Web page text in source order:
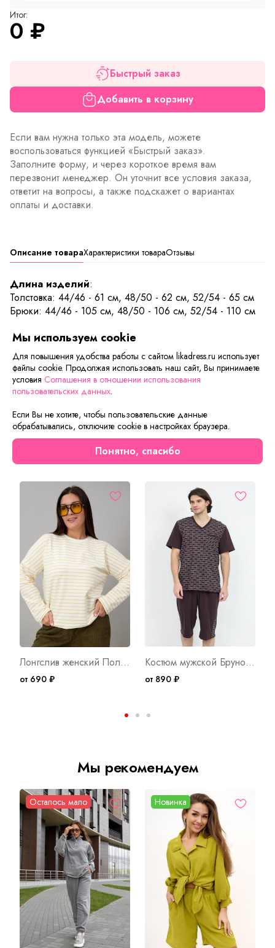
Итог:
0 ₽
Быстрый заказ
Добавить в корзину
Если вам нужна только эта модель, можете
воспользоваться функцией «Быстрый заказ».
Заполните форму, и через короткое время вам
перезвонит менеджер. Он уточнит все условия заказа,
ответит на вопросы, а также подскажет о вариантах
оплаты и доставки.
Описание товараХарактеристики товараОтзывы
Длина изделий:
Толстовка: 44/46 - 61 см, 48/50 - 62 см, 52/54 - 65 см
Брюки: 44/46 - 105 см, 48/50 - 106 см, 52/54 - 110 см
Мягкий удобный и теплый костюм с капюшоном
придется, как нельзя кстати, во времена межсезонья.
Толстовка и брюки на манжетах, что придают особе
удобство в носке. Также в тёплых карманах толстовки или
брюк можно согреть свои ручки. Принт с медвежонком
настроение.
Сейчас на сайте смотрят
Лонгслив женский Полоса Ж Арт. 10555
от 690 ₽
Костюм мужской Бруно К Арт. 9224
от 890 ₽
Мы рекомендуем
Осталось мало Новинка
Мы используем cookie
Для повышения удобства работы с сайтом likadress.ru использует
файлы cookie. Продолжая использовать наш сайт, Вы принимаете
условия Соглашения в отношении использования
пользовательских данных.
Если Вы не хотите, чтобы пользовательские данные
обрабатывались, отключите cookie в настройках браузера.
Понятно, спасибо